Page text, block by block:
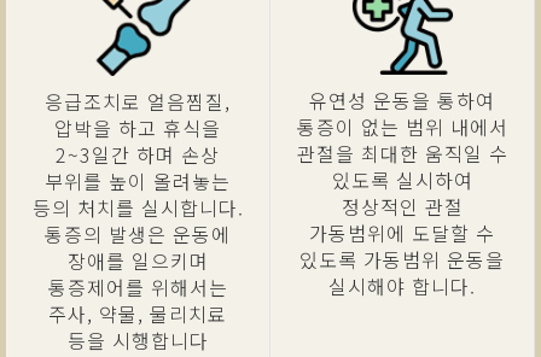
응급조치로 얼음찜질,
압박을 하고 휴식을
2~3일간 하며 손상
부위를 높이 올려놓는
등의 처치를 실시합니다.
통증의 발생은 운동에
장애를 일으키며
통증제어를 위해서는
주사, 약물, 물리치료
등을 시행합니다
유연성 운동을 통하여
통증이 없는 범위 내에서
관절을 최대한 움직일 수
있도록 실시하여
정상적인 관절
가동범위에 도달할 수
있도록 가동범위 운동을
실시해야 합니다.